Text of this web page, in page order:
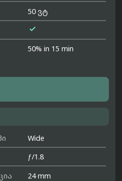
50 ვტ

50% in 15 min
Wide
ƒ/1.8
24 mm